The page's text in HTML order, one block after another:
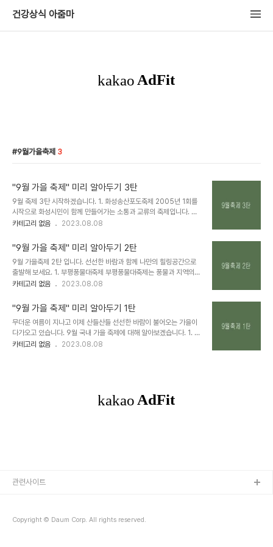
건강상식 아줌마
9월가을축제 3
"9월 가을 축제" 미리 알아두기 3탄
9월 축제 3탄 시작하겠습니다. 1. 화성송산포도축제 2005년 1회를
시작으로 화성시민이 함께 만들어가는 소통과 교류의 축제입니다. ○
일정 2023.09.02(금) ~ 2023.09.3(일) ○ 장소 서신면 궁평항
2023.9.2(토) - 9.3(일) 홈페이지를 확인해주세요! xn--
hq1b18vblaoou1yfqitqlyye.com 2. 옥천 지용제 지용제는 한국
현대시의 선구자인 시인 정지용을 추모하고, 그의 시문학 정신을 이어
가며 더욱 발전시키자는 뜻으로 시인 정지용의 고향 옥천의 하나뿐인
문학축제 입니다. ○ 일정 2023.09.07(금) ~ 2023.09.10(일) ○
카테고리 없음 2023.08.08
"9월 가을 축제" 미리 알아두기 2탄
9월 가을축제 2탄 입니다. 선선한 바람과 함께 나만의 힐링공간으로
출발해 보세요. 1. 부평풍물대축제 부평풍물대축제는 풍물과 지역의
문화관광콘텐츠(세계최대의 지하상가/기네스 등재, 재즈의 발상지 부
리를 선보인다. ○ 일정 2023.09.22(금) ~ 2023.09.24(일) ○
장소 부평대로, 부평아트센터 ▼ 부평풍물대축제 바로가기 ▼ 부평풍
물대축제 부평구축제위원회 / 우) 21354 인천광역시 부평구 부평대
로 168 (부평동) 전화 : 032-509-7516~7, 팩스 : 032-509-
8748, 이메일 : bpf7515@naver.com ⓒ INCHEON
카테고리 없음 2023.08.08
"9월 가을 축제" 미리 알아두기 1탄
무더운 여름이 지나고 이제 산들산들 선선한 바람이 불어오는 가을이
다가오고 있습니다. 9월 국내 가을 축제에 대해 알아보겠습니다. 1. 서
울국제작가축제 언어와 다리를 건너~ 작가와 독자가 소통하는 시간으
2023.09.13(수) ○ 장소 서울시 노들섬 라이브 하우스 / 다목적홀
숲 / 노들 갤러리 ▼ 서울국제작가축제 바로가기 ▼ 2023 SIWF 서
카테고리 없음 2023.08.08
Copyright © Daum Corp. All rights reserved.
관련사이트